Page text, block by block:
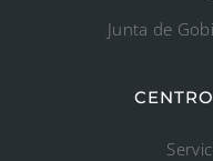
Junta de